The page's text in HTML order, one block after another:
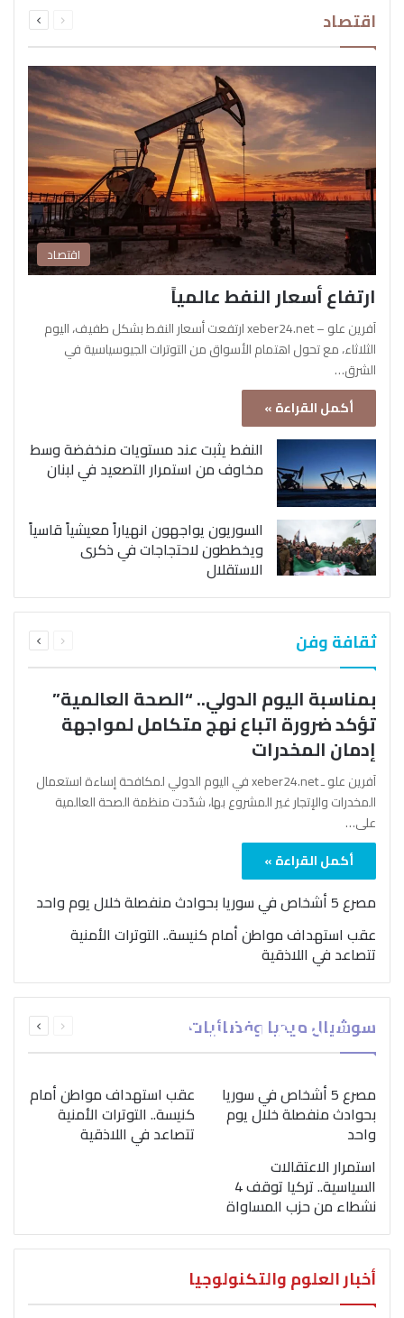
اقتصاد الصفحةالصفحة
اقتصاد
ارتفاع أسعار النفط عالمياً
آفرين علو – xeber24.net ارتفعت أسعار النفط بشكل طفيف، اليوم
الثلاثاء، مع تحول اهتمام الأسواق من التوترات الجيوسياسية في
الشرق…
أكمل القراءة »
النفط يثبت عند مستويات منخفضة وسط
مخاوف من استمرار التصعيد في لبنان
السوريون يواجهون انهياراً معيشياً قاسياً
ويخططون لاحتجاجات في ذكرى
الاستقلال
ثقافة وفن الصفحةالصفحة
بمناسبة اليوم الدولي.. “الصحة العالمية”
تؤكد ضرورة اتباع نهج متكامل لمواجهة
إدمان المخدرات
آفرين علو ـ xeber24.net في اليوم الدولي لمكافحة إساءة استعمال
المخدرات والإتجار غير المشروع بها، شدّدت منظمة الصحة العالمية
على…
أكمل القراءة »
مصرع 5 أشخاص في سوريا بحوادث منفصلة خلال يوم واحد
عقب استهداف مواطن أمام كنيسة.. التوترات الأمنية
تتصاعد في اللاذقية
سوشيال ميديا وفضائيات الصفحةالصفحة
بمناسبة اليوم الدولي..
“الصحة العالمية” تؤكد
ضرورة اتباع نهج متكامل
لمواجهة إدمان المخدرات
مصرع 5 أشخاص في سوريا
بحوادث منفصلة خلال يوم
واحد
عقب استهداف مواطن أمام
كنيسة.. التوترات الأمنية
تتصاعد في اللاذقية
استمرار الاعتقالات
السياسية.. تركيا توقف 4
نشطاء من حزب المساواة
أخبار العلوم والتكنولوجيا